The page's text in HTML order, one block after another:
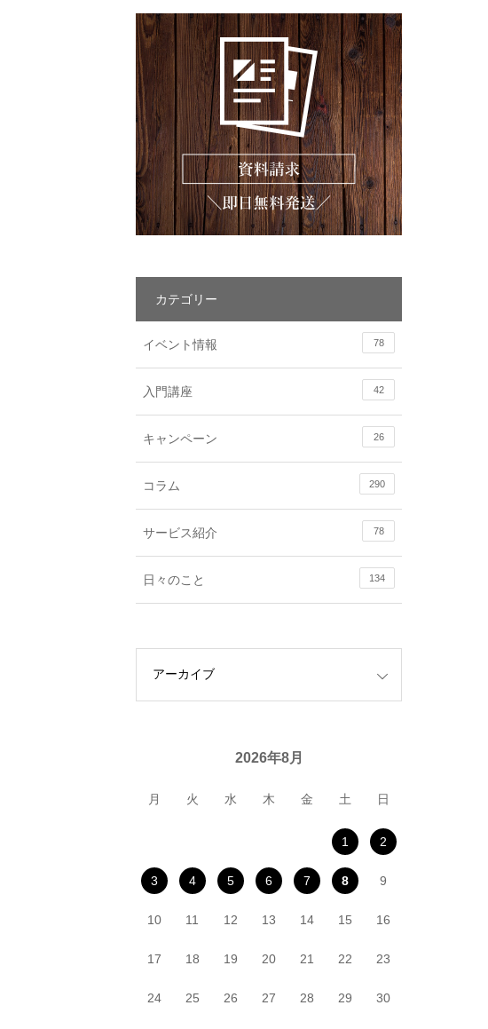
カテゴリー
イベント情報 78
入門講座 42
キャンペーン 26
コラム 290
サービス紹介 78
日々のこと 134
2026年8月
月 火 水 木 金 土 日
1 2
3 4 5 6 7 8 9
10 11 12 13 14 15 16
17 18 19 20 21 22 23
24 25 26 27 28 29 30